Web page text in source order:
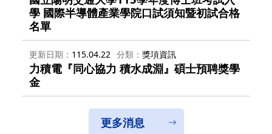
學 國際半導體產業學院口試須知暨初試合格
名單
更新日期 115.04.22 分類 獎項資訊
力積電『同心協力 積水成淵』碩士預聘獎學
金
更多消息